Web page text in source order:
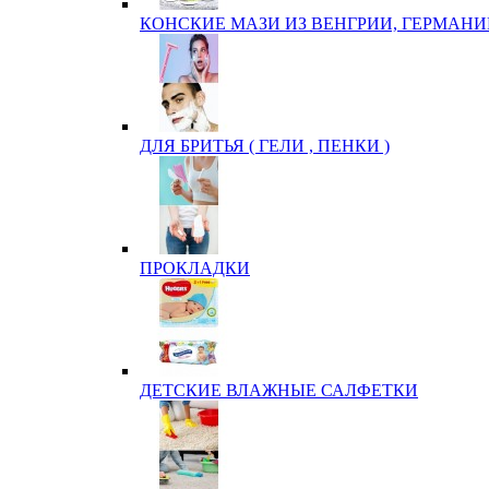
КОНСКИЕ МАЗИ ИЗ ВЕНГРИИ,
ДЛЯ БРИТЬЯ ( ГЕЛИ , ПЕНКИ )
ПРОКЛАДКИ
ДЕТСКИЕ ВЛАЖНЫЕ САЛФЕТКИ